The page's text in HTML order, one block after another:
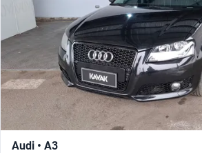
Audi • A3